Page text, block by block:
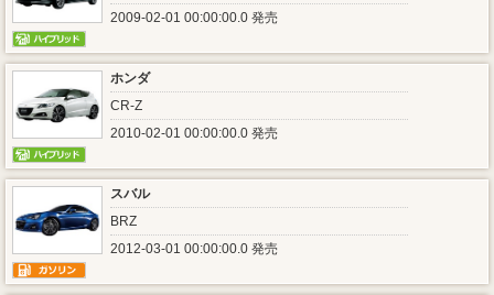
2009-02-01 00:00:00.0 発売
ホンダ
CR-Z
2010-02-01 00:00:00.0 発売
スバル
BRZ
2012-03-01 00:00:00.0 発売